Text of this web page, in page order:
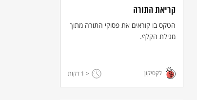
קריאת התורה
הטקס בו קוראים את פסוקי התורה מתוך
מגילת הקלף.
לקסיקון < 1 דקות